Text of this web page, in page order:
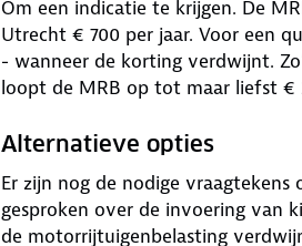
Om een indicatie te krijgen. De
Utrecht € 700 per jaar. Voor een
- wanneer de korting verdwijnt.
loopt de MRB op tot maar liefst €
Alternatieve opties
Er zijn nog de nodige
gesproken over de invoering van
de motorrijtuigenbelasting